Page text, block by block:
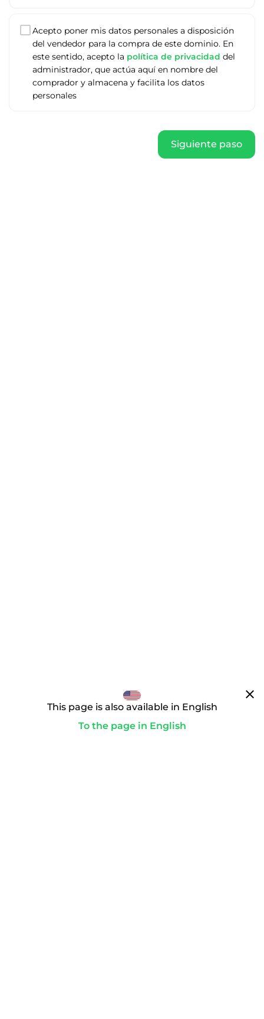
Acepto poner mis datos personales a disposición
del vendedor para la compra de este dominio. En
este sentido, acepto la política de privacidad del
administrador, que actúa aquí en nombre del
comprador y almacena y facilita los datos
personales
Siguiente paso
This page is also available in English
To the page in English
clear